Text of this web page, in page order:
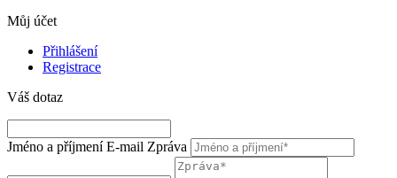
Můj účet
Přihlášení
Registrace
Váš dotaz
Jméno a příjmení E-mail Zpráva